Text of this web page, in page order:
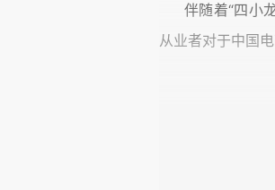
伴随着“四小
从业者对于中国